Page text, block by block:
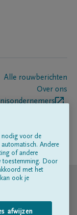
Alle rouwberichten
Over ons
nodig voor de
Andere
of andere
toestemming. Door
met het
ook je
afwijzen